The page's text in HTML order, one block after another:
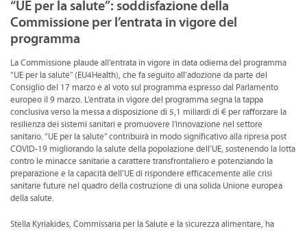
CONVENZIONI
DOWNLOAD DOCUMENTI
LINK DI INTERESSE
CONTATTI
DOVE SIAMO
“UE per la salute”: soddisfazione della
Commissione per l’entrata in vigore del
programma
La Commissione plaude all’entrata in vigore in data odierna del programma
“UE per la salute” (EU4Health), che fa seguito all’adozione da parte del
Consiglio del 17 marzo e al voto sul programma espresso dal Parlamento
europeo il 9 marzo. L’entrata in vigore del programma segna la tappa
conclusiva verso la messa a disposizione di 5,1 miliardi di € per rafforzare la
resilienza dei sistemi sanitari e promuovere l’innovazione nel settore
sanitario. “UE per la salute” contribuirà in modo significativo alla ripresa post
COVID-19 migliorando la salute della popolazione dell’UE, sostenendo la lotta
contro le minacce sanitarie a carattere transfrontaliero e potenziando la
preparazione e la capacità dell’UE di rispondere efficacemente alle crisi
sanitarie future nel quadro della costruzione di una solida Unione europea
della salute.
Stella Kyriakides, Commissaria per la Salute e la sicurezza alimentare, ha